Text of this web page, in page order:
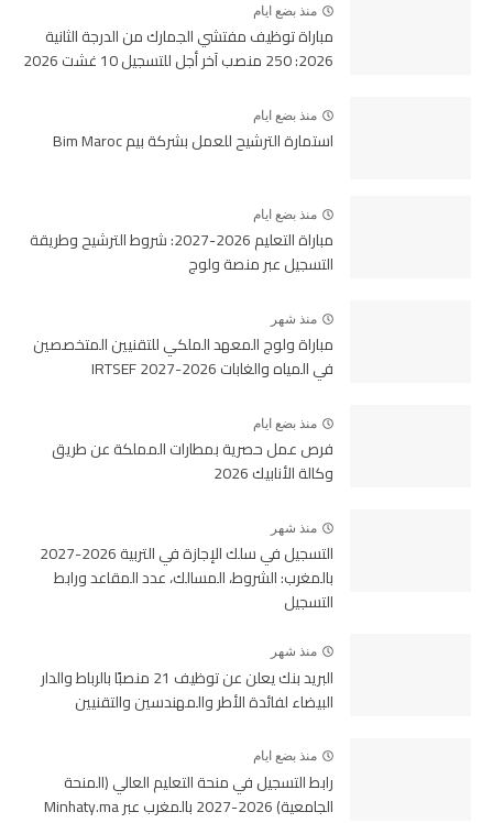
منذ بضع ايام
مباراة توظيف مفتشي الجمارك من الدرجة الثانية
2026: 250 منصب آخر أجل للتسجيل 10 غشت 2026
منذ بضع ايام
استمارة الترشيح للعمل بشركة بيم Bim Maroc
منذ بضع ايام
مباراة التعليم 2026-2027: شروط الترشيح وطريقة
التسجيل عبر منصة ولوج
منذ شهر
مباراة ولوج المعهد الملكي للتقنيين المتخصصين
في المياه والغابات 2026-2027 IRTSEF
منذ بضع ايام
فرص عمل حصرية بمطارات المملكة عن طريق
وكالة الأنابيك 2026
منذ شهر
التسجيل في سلك الإجازة في التربية 2026-2027
بالمغرب: الشروط، المسالك، عدد المقاعد ورابط
التسجيل
منذ شهر
البريد بنك يعلن عن توظيف 21 منصبًا بالرباط والدار
البيضاء لفائدة الأطر والمهندسين والتقنيين
منذ بضع ايام
رابط التسجيل في منحة التعليم العالي (المنحة
الجامعية) 2026-2027 بالمغرب عبر Minhaty.ma